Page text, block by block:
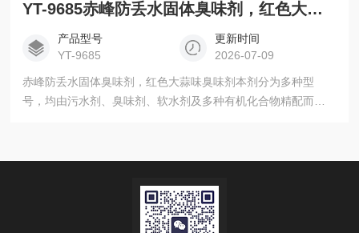
YT-9685赤峰防丢水固体臭味剂，红色大蒜味臭味剂
产品型号
YT-9685
更新时间
2026-07-09
赤峰防丢水固体臭味剂，红色大蒜味臭味剂本剂分为多种型
号，均由污水剂、臭味剂、软水剂及多种有机化合物精配而
大蒜味臭味剂